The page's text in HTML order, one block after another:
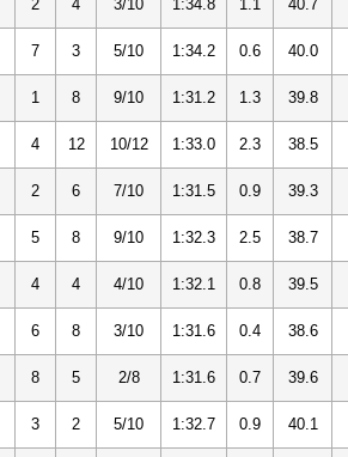
2 4 3/10 1:34.8 1.1 40.7
7 3 5/10 1:34.2 0.6 40.0
1 8 9/10 1:31.2 1.3 39.8
4 12 10/12 1:33.0 2.3 38.5
2 6 7/10 1:31.5 0.9 39.3
5 8 9/10 1:32.3 2.5 38.7
4 4 4/10 1:32.1 0.8 39.5
6 8 3/10 1:31.6 0.4 38.6
8 5 2/8 1:31.6 0.7 39.6
3 2 5/10 1:32.7 0.9 40.1